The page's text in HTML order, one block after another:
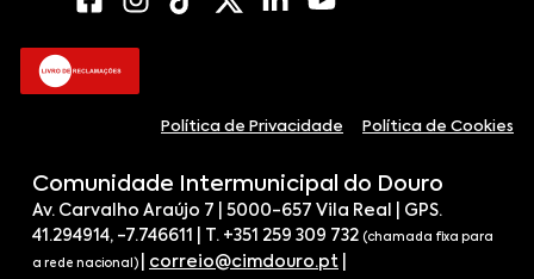
Política de Privacidade Política de Cookies
Comunidade Intermunicipal do Douro
Av. Carvalho Araújo 7 | 5000-657 Vila Real | GPS.
41.294914, -7.746611 | T. +351 259 309 732 (chamada fixa para
a rede nacional) correio@cimdouro.pt